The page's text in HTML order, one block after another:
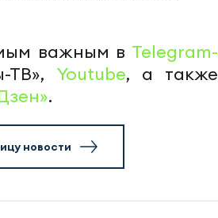
важным в Telegram-
ТВ», Youtube, а также
.
новости